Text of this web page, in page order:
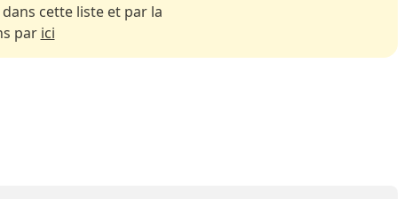
cette liste et par la
par ici